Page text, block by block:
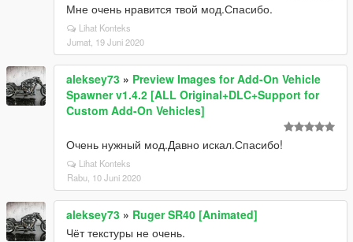
Мне очень нравится твой мод.Спасибо.
Lihat Konteks
Jumat, 19 Juni 2020
aleksey73 » Preview Images for Add-On Vehicle
Spawner v1.4.2 [ALL Original+DLC+Support for
Custom Add-On Vehicles]
Очень нужный мод.Давно искал.Спасибо!
Lihat Konteks
Rabu, 10 Juni 2020
aleksey73 » Ruger SR40 [Animated]
Чёт текстуры не очень.